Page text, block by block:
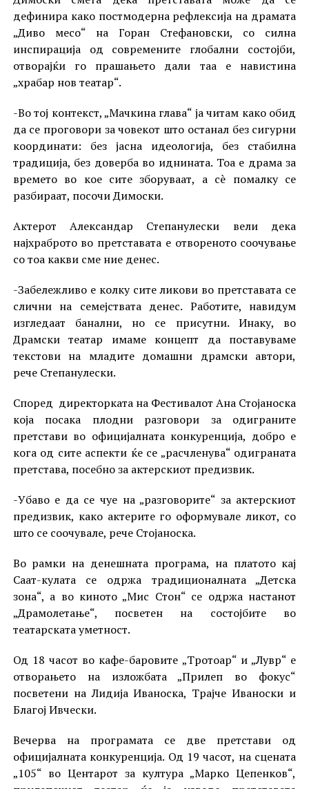
дефинира како постмодерна рефлексија на драмата
„Диво месо“ на Горан Стефановски, со силна
инспирација од современите глобални состојби,
отворајќи го прашањето дали таа е навистина
„храбар нов театар“.
-Во тој контекст, „Мачкина глава“ ја читам како обид
да се проговори за човекот што останал без сигурни
координати: без јасна идеологија, без стабилна
традиција, без доверба во иднината. Тоа е драма за
времето во кое сите зборуваат, а сè помалку се
разбираат, посочи Димоски.
Актерот Александар Степанулески вели дека
најхраброто во претставата е отвореното соочување
со тоа какви сме ние денес.
-Забележливо е колку сите ликови во претставата се
слични на семејствата денес. Работите, навидум
изгледаат банални, но се присутни. Инаку, во
Драмски театар имаме концепт да поставуваме
текстови на младите домашни драмски автори,
рече Степанулески.
Според директорката на Фестивалот Ана Стојаноска
која посака плодни разговори за одиграните
претстави во официјалната конкуренција, добро е
кога од сите аспекти ќе се „расчленува“ одиграната
претстава, посебно за актерскиот предизвик.
-Убаво е да се чуе на „разговорите“ за актерскиот
предизвик, како актерите го оформувале ликот, со
што се соочувале, рече Стојаноска.
Во рамки на денешната програма, на платото кај
Саат-кулата се одржа традиционалната „Детска
зона“, а во киното „Мис Стон“ се одржа настанот
„Драмолетање“, посветен на состојбите во
театарската уметност.
Од 18 часот во кафе-баровите „Тротоар“ и „Лувр“ е
отворањето на изложбата „Прилеп во фокус“
посветени на Лидија Иваноска, Трајче Иваноски и
Благој Ивчески.
Вечерва на програмата се две претстави од
официјалната конкуренција. Од 19 часот, на сцената
„105“ во Центарот за култура „Марко Цепенков“,